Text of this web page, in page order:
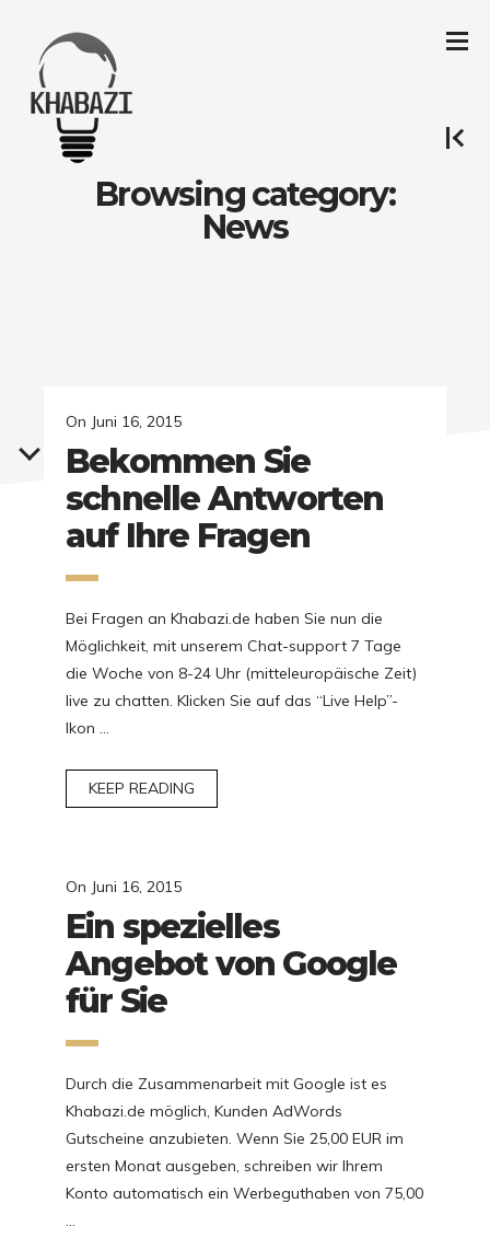
Browsing category:
News
On Juni 16, 2015
Bekommen Sie
schnelle Antworten
auf Ihre Fragen
Bei Fragen an Khabazi.de haben Sie nun die
Möglichkeit, mit unserem Chat-support 7 Tage
die Woche von 8-24 Uhr (mitteleuropäische Zeit)
live zu chatten. Klicken Sie auf das “Live Help”-
Ikon …
KEEP READING
On Juni 16, 2015
Ein spezielles
Angebot von Google
für Sie
Durch die Zusammenarbeit mit Google ist es
Khabazi.de möglich, Kunden AdWords
Gutscheine anzubieten. Wenn Sie 25,00 EUR im
ersten Monat ausgeben, schreiben wir Ihrem
Konto automatisch ein Werbeguthaben von 75,00
…